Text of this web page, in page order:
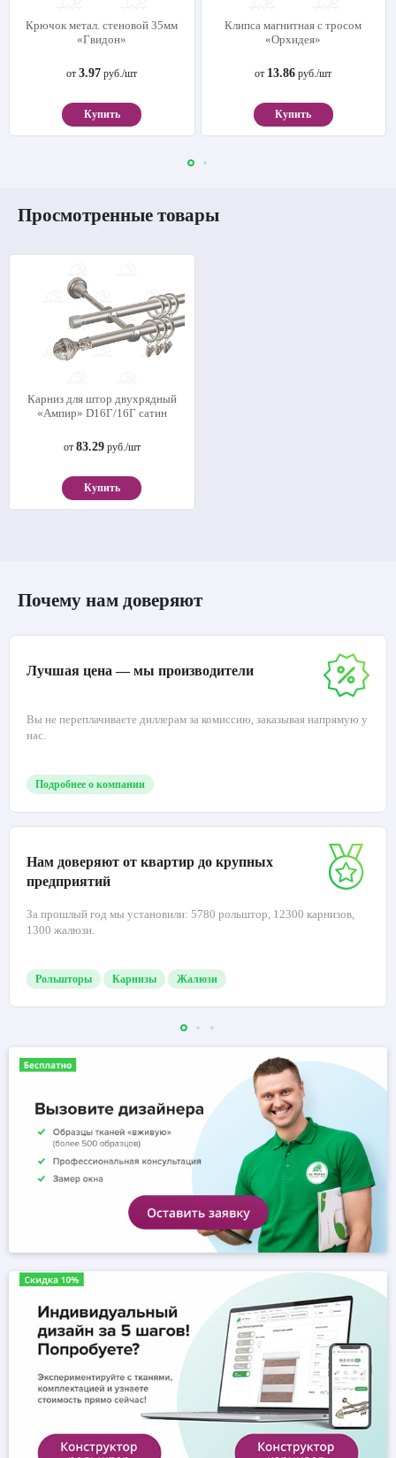
Крючок метал. стеновой 35мм
«Гвидон»
от3.97 руб./шт
Купить
Клипса магнитная с тросом
«Орхидея»
от 13.86 руб./шт
Купить
Просмотренные товары
Карниз для штор двухрядный
«Ампир» D16Г/16Г сатин
от 83.29руб./шт
Купить
Почему нам доверяют
Лучшая цена — мы производители
Вы не переплачиваете диллерам за комиссию, заказывая напрямую у
нас.
Подробнее о компании
Нам доверяют от квартир до крупных
предприятий
За прошлый год мы установили: 5780 рольштор, 12300 карнизов,
1300 жалюзи.
Рольшторы Карнизы Жалюзи